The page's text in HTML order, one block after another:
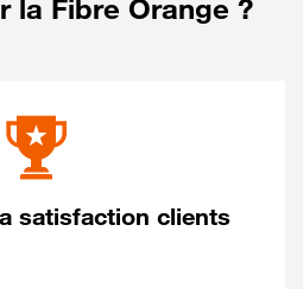
la Fibre Orange ?
satisfaction clients